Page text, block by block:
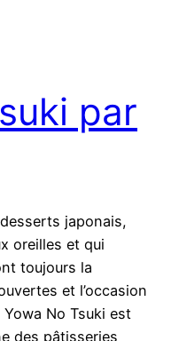
par
japonais,
oreilles et qui
toujours la
et l’occasion
No Tsuki est
des pâtisseries